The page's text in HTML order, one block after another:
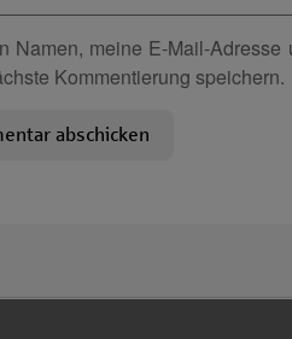
Namen, meine E-Mail-
Kommentierung speichern.